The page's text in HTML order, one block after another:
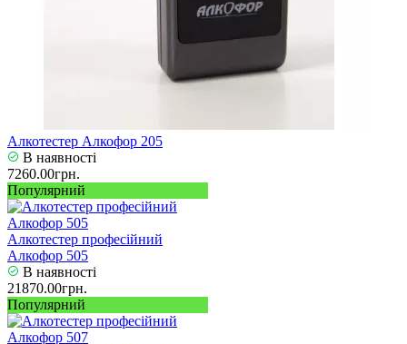
Алкотестер Алкофор 205
В наявності
7260.00грн.
Популярний
Алкотестер професійний
Алкофор 505
В наявності
21870.00грн.
Популярний